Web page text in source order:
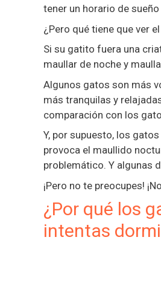
tener un horario de
¿Pero qué tiene que ver
Si su gatito fuera una
maullar de noche y
Algunos gatos son más
más tranquilas y
comparación con los
Y, por supuesto, los
provoca el maullido
problemático. Y algunas
¡Pero no te preocupes!
¿Por qué los
intentas